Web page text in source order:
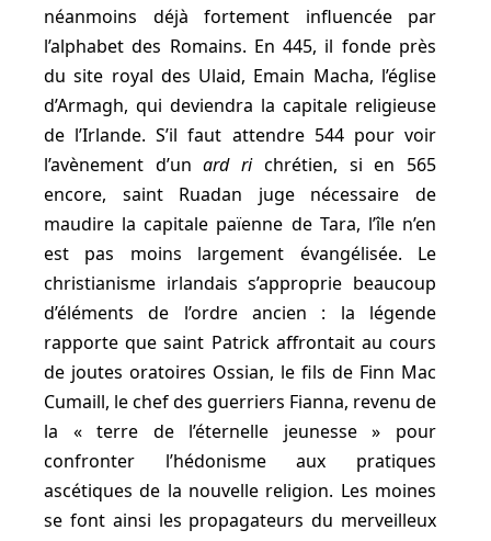
néanmoins déjà fortement influencée par
l’alphabet des Romains. En 445, il fonde près
du site royal des Ulaid, Emain Macha, l’église
d’Armagh, qui deviendra la capitale religieuse
de l’Irlande. S’il faut attendre 544 pour voir
l’avènement d’unard richrétien, si en 565
encore, saint Ruadan juge nécessaire de
maudire la capitale païenne de Tara, l’île n’en
est pas moins largement évangélisée. Le
christianisme irlandais s’approprie beaucoup
d’éléments de l’ordre ancien : la légende
rapporte que saint Patrick affrontait au cours
de joutes oratoires Ossian, le fils de Finn Mac
Cumaill, le chef des guerriers Fianna, revenu de
la « terre de l’éternelle jeunesse » pour
confronter l’hédonisme aux pratiques
ascétiques de la nouvelle religion. Les moines
se font ainsi les propagateurs du merveilleux